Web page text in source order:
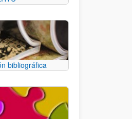
bibliográfica